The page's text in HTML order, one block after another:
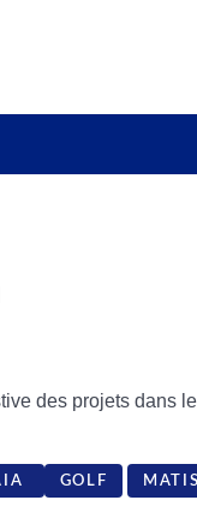
des projets dans
GOLF